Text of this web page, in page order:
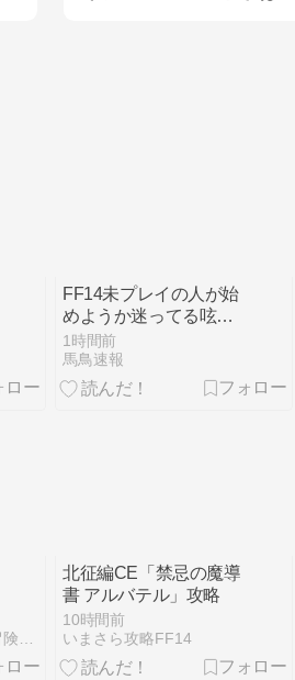
FF14未プレイの人が始
めようか迷ってる呟き
をすると床下や茂みか
らヒカセンたちが飛び
出してきていつの間に
か囲まれている件。
1時間前
馬鳥速報
Norirow Note エオルゼア冒険記 in FF14
北征編CE「禁忌の魔導
書 アルバテル」攻略
10時間前
いまさら攻略FF14